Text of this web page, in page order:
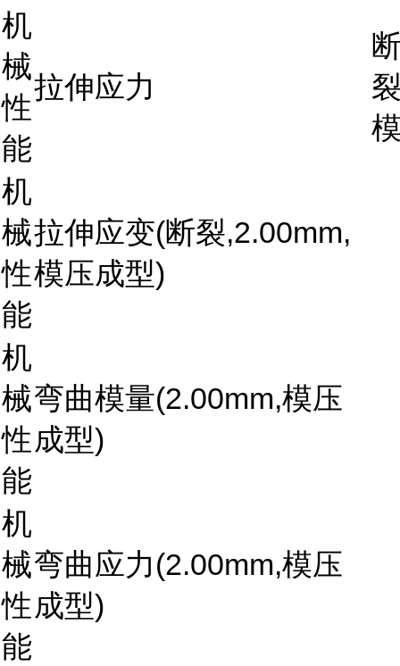
机
械
性
能
拉伸应力
机
械
性
能
拉伸应变(断裂,2.00mm,
模压成型)
机
械
性
能
弯曲模量(2.00mm,模压
成型)
机
械
性
能
弯曲应力(2.00mm,模压
成型)